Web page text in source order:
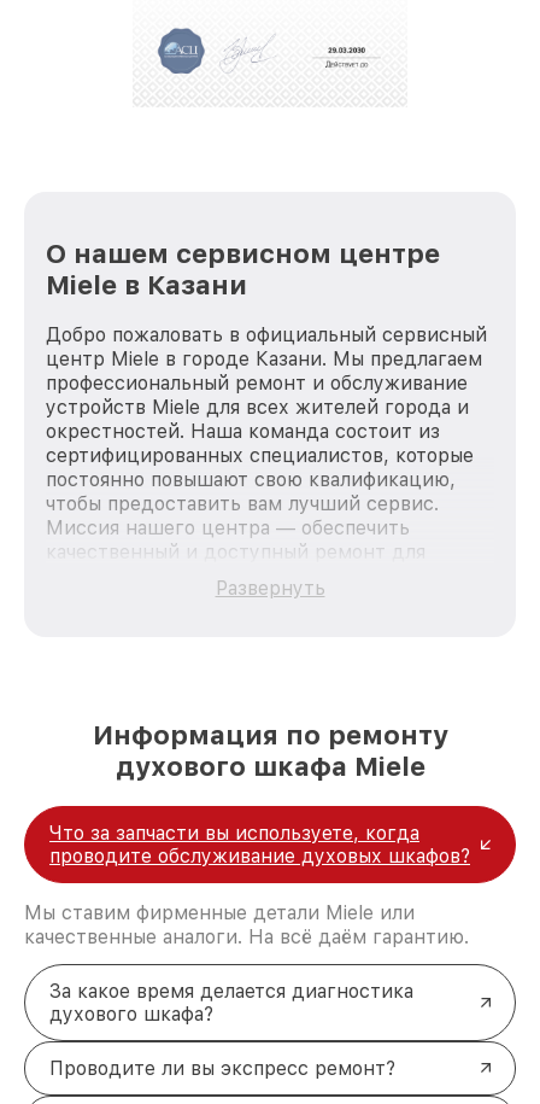
репутацию. Мы постоянно совершенствуемся и
стараемся каждый день делать наш сервис еще
О нашем сервисном центре
Miele в Казани
Добро пожаловать в официальный сервисный
центр Miele в городе Казани. Мы предлагаем
профессиональный ремонт и обслуживание
устройств Miele для всех жителей города и
окрестностей. Наша команда состоит из
сертифицированных специалистов, которые
постоянно повышают свою квалификацию,
чтобы предоставить вам лучший сервис.
Миссия нашего центра — обеспечить
качественный и доступный ремонт для
каждого пользователя продукции Miele, вне
зависимости от сложности поломки. Мы
и лояльности наших клиентов.
Развернуть
Информация по ремонту
духового шкафа Miele
Что за запчасти вы используете, когда
проводите обслуживание духовых шкафов?
Мы ставим фирменные детали Miele или
качественные аналоги. На всё даём гарантию.
За какое время делается диагностика
духового шкафа?
Проводите ли вы экспресс ремонт?